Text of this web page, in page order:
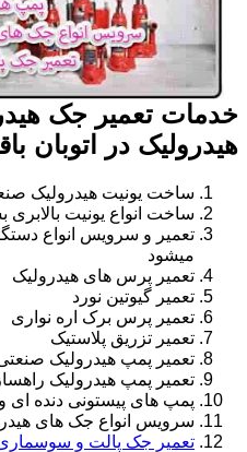
خدمات تعمیر جک
هیدرولیک در اتوبان
ساخت یونیت هیدرولیک
ساخت انواع یونیت بالابری
تعمیر و سرویس انواع
میشود
تعمیر پرس های هیدرولیک
تعمیر گیوتین نورد
تعمیر پرس برک اره نواری
تعمیر تزریق پلاستیک
تعمیر پمپ هیدرولیک
تعمیر پمپ هیدرولیک
پمپ های پیستونی دنده ای
سرویس انواع جک های
تعمیر جک پالت و